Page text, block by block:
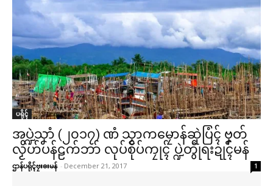
ပရိုၚ်
အပ္ဍဲသၞာံ (၂၀၁၇) ဏံ သၟာကမၠောန်ဆုဲပြံၚ် ဗၞတ်
လၟိဟ်ပန်ဠက်ဘာ် လုပ်စိုပ်ကၠုၚ် ပ္ဍဲတွဵုရးဍုၚ်မန်
ဌာန်ပရိုၚ်ဗၠးၜးမန် - December 21, 2017 1